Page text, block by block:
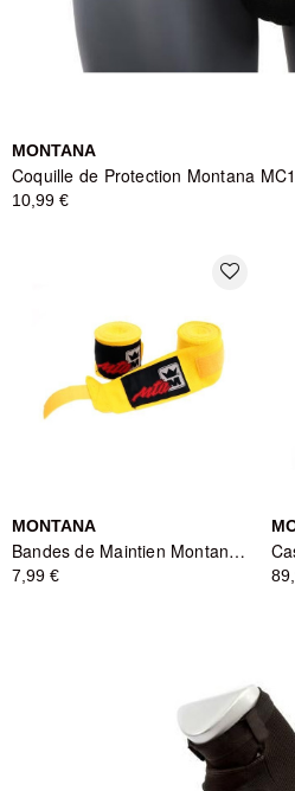
MONTANA
Coquille de Protection Montana
10,99 €
favorite_border
MONTANA
Bandes de Maintien Montana MBB3400 - Jaune
7,99 €